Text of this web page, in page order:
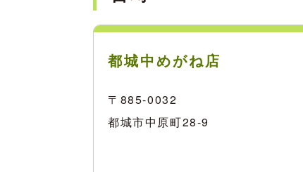
都城中めがね店
〒885-0032
都城市中原町28-9